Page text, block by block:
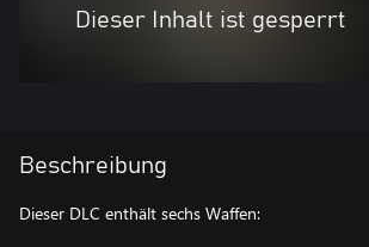
Dieser Inhalt ist gesperrt
Beschreibung
Dieser DLC enthält sechs Waffen: